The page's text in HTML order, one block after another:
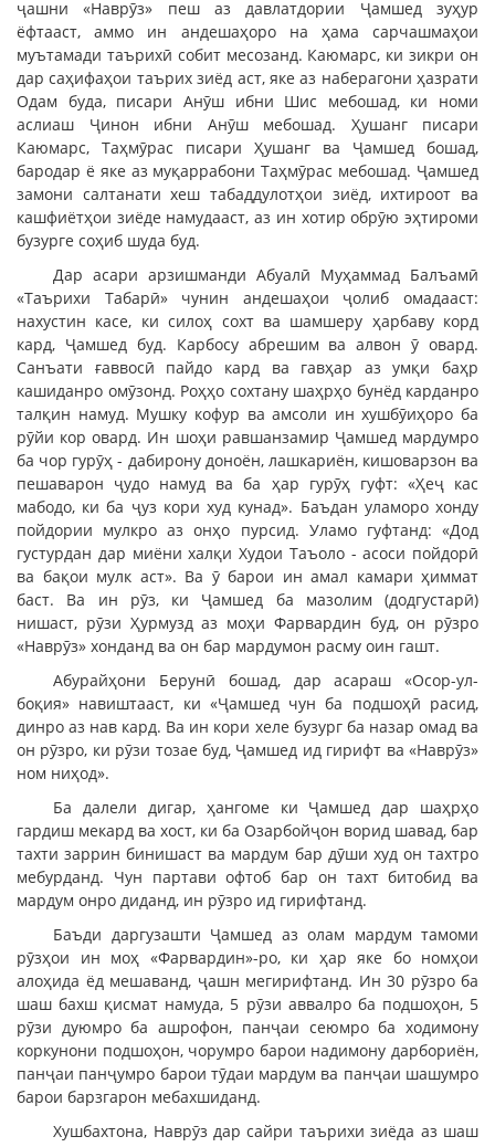
ҷашни «Наврӯз» пеш аз давлатдории Ҷамшед зуҳур
ёфтааст, аммо ин андешаҳоро на ҳама сарчашмаҳои
муътамади таърихӣ собит месозанд. Каюмарс, ки зикри он
дар саҳифаҳои таърих зиёд аст, яке аз наберагони ҳазрати
Одам буда, писари Анӯш ибни Шис мебошад, ки номи
аслиаш Ҷинон ибни Анӯш мебошад. Ҳушанг писари
Каюмарс, Таҳмӯрас писари Ҳушанг ва Ҷамшед бошад,
бародар ё яке аз муқаррабони Таҳмӯрас мебошад. Ҷамшед
замони салтанати хеш табаддулотҳои зиёд, ихтироот ва
кашфиётҳои зиёде намудааст, аз ин хотир обрӯю эҳтироми
бузурге соҳиб шуда буд.
Дар асари арзишманди Абуалӣ Муҳаммад Балъамӣ
«Таърихи Табарӣ» чунин андешаҳои ҷолиб омадааст:
нахустин касе, ки силоҳ сохт ва шамшеру ҳарбаву корд
кард, Ҷамшед буд. Карбосу абрешим ва алвон ӯ овард.
Санъати ғаввосӣ пайдо кард ва гавҳар аз умқи баҳр
кашиданро омӯзонд. Роҳҳо сохтану шаҳрҳо бунёд карданро
талқин намуд. Мушку кофур ва амсоли ин хушбӯиҳоро ба
рӯйи кор овард. Ин шоҳи равшанзамир Ҷамшед мардумро
ба чор гурӯҳ - дабирону доноён, лашкариён, кишоварзон ва
пешаварон ҷудо намуд ва ба ҳар гурӯҳ гуфт: «Ҳеҷ кас
мабодо, ки ба ҷуз кори худ кунад». Баъдан уламоро хонду
пойдории мулкро аз онҳо пурсид. Уламо гуфтанд: «Дод
густурдан дар миёни халқи Худои Таъоло - асоси пойдорӣ
ва бақои мулк аст». Ва ӯ барои ин амал камари ҳиммат
баст. Ва ин рӯз, ки Ҷамшед ба мазолим (додгустарӣ)
нишаст, рӯзи Ҳурмузд аз моҳи Фарвардин буд, он рӯзро
«Наврӯз» хонданд ва он бар мардумон расму оин гашт.
Абурайҳони Берунӣ бошад, дар асараш «Осор-ул-
боқия» навиштааст, ки «Ҷамшед чун ба подшоҳӣ расид,
динро аз нав кард. Ва ин кори хеле бузург ба назар омад ва
он рӯзро, ки рӯзи тозае буд, Ҷамшед ид гирифт ва «Наврӯз»
ном ниҳод».
Ба далели дигар, ҳангоме ки Ҷамшед дар шаҳрҳо
гардиш мекард ва хост, ки ба Озарбойҷон ворид шавад, бар
тахти заррин бинишаст ва мардум бар дӯши худ он тахтро
мебурданд. Чун партави офтоб бар он тахт битобид ва
мардум онро диданд, ин рӯзро ид гирифтанд.
Баъди даргузашти Ҷамшед аз олам мардум тамоми
рӯзҳои ин моҳ «Фарвардин»-ро, ки ҳар яке бо номҳои
алоҳида ёд мешаванд, ҷашн мегирифтанд. Ин 30 рӯзро ба
шаш бахш қисмат намуда, 5 рӯзи аввалро ба подшоҳон, 5
рӯзи дуюмро ба ашрофон, панҷаи сеюмро ба ходимону
коркунони подшоҳон, чорумро барои надимону дарбориён,
панҷаи панҷумро барои тӯдаи мардум ва панҷаи шашумро
барои барзгарон мебахшиданд.
Хушбахтона, Наврӯз дар сайри таърихи зиёда аз шаш